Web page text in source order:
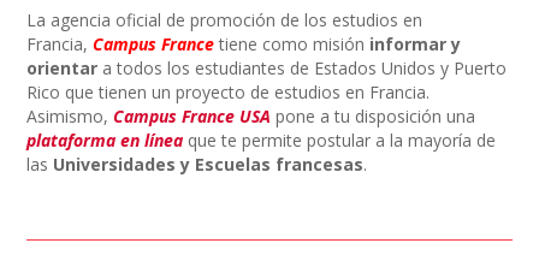
La agencia oficial de promoción de los estudios en
Francia, Campus France tiene como misión informar y
orientar a todos los estudiantes de Estados Unidos y Puerto
Rico que tienen un proyecto de estudios en Francia.
Asimismo,Campus France USA pone a tu disposición una
plataforma enlínea que te permite postular a la mayoría de
las Universidades y Escuelas francesas.